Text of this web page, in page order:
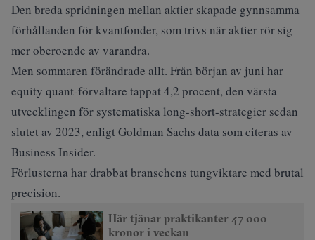
Den breda spridningen mellan aktier skapade gynnsamma
förhållanden för kvantfonder, som trivs när aktier rör sig
mer oberoende av varandra.
Men sommaren förändrade allt. Från början av juni har
equity quant-förvaltare tappat 4,2 procent, den värsta
utvecklingen för systematiska long-short-strategier sedan
slutet av 2023, enligt Goldman Sachs data som citeras av
Business Insider.
Förlusterna har drabbat branschens tungviktare med brutal
precision.
Här tjänar praktikanter 47 000
kronor i veckan